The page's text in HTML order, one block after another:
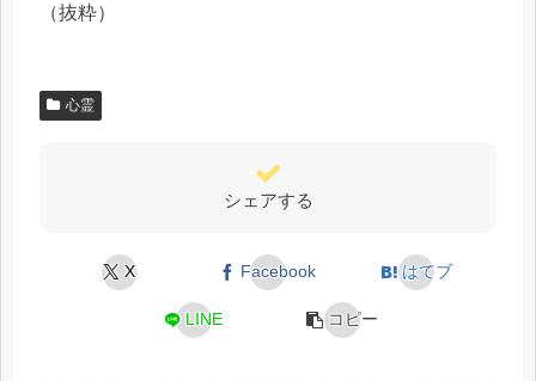
（抜粋）
心霊
シェアする
X Facebook はてブ
LINE コピー